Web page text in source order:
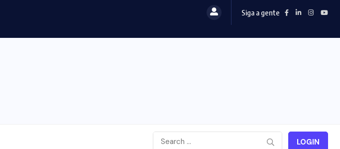
Siga a gente
LOGIN